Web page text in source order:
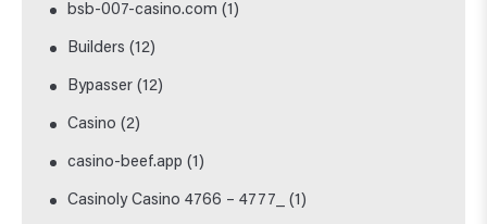
bsb-007-casino.com (1)
Builders (12)
Bypasser (12)
Casino (2)
casino-beef.app (1)
Casinoly Casino 4766 – 4777_ (1)